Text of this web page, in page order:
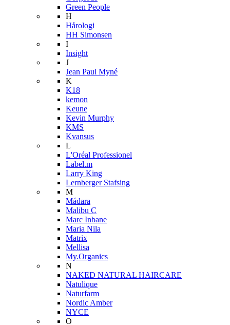
Green People
H
Hårologi
HH Simonsen
I
Insight
J
Jean Paul Myné
K
K18
kemon
Keune
Kevin Murphy
KMS
Kvansus
L
L'Oréal Professionel
Label.m
Larry King
Lernberger Stafsing
M
Mádara
Malibu C
Marc Inbane
Maria Nila
Matrix
Mellisa
My.Organics
N
NAKED NATURAL HAIRCARE
Natulique
Naturfarm
Nordic Amber
NYCE
O